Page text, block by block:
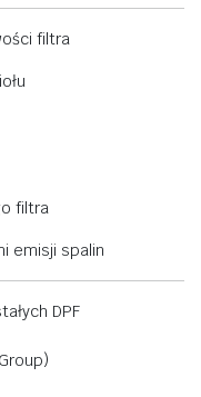
filtra
filtra
emisji spalin
DPF
Group)